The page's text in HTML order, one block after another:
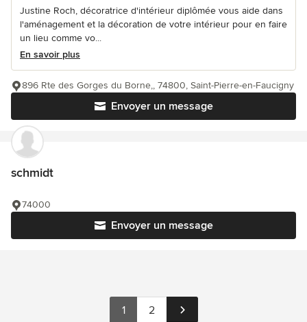
Justine Roch, décoratrice d'intérieur diplômée vous aide dans
l'aménagement et la décoration de votre intérieur pour en faire
un lieu comme vo...
En savoir plus
Envoyer un message
896 Rte des Gorges du Borne,, 74800, Saint-Pierre-en-Faucigny
schmidt
Envoyer un message
74000
1 2